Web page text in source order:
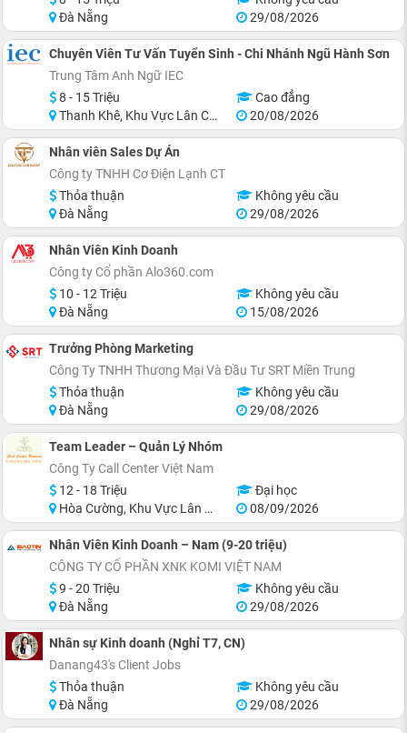
Đà Nẵng
29/08/2026
Chuyên Viên Tư Vấn Tuyển Sinh - Chi Nhánh Ngũ Hành Sơn
Trung Tâm Anh Ngữ IEC
8 - 15 Triệu
Cao đẳng
Thanh Khê, Khu Vực Lân Cận Đà Nẵng
20/08/2026
Nhân viên Sales Dự Án
Công ty TNHH Cơ Điện Lạnh CT
Thỏa thuận
Không yêu cầu
Đà Nẵng
29/08/2026
Nhân Viên Kinh Doanh
Công ty Cổ phần Alo360.com
10 - 12 Triệu
Không yêu cầu
Đà Nẵng
15/08/2026
Trưởng Phòng Marketing
Công Ty TNHH Thương Mại Và Đầu Tư SRT Miền Trung
Thỏa thuận
Không yêu cầu
Đà Nẵng
29/08/2026
Team Leader – Quản Lý Nhóm
Công Ty Call Center Việt Nam
12 - 18 Triệu
Đại học
Hòa Cường, Khu Vực Lân Cận Đà Nẵng
08/09/2026
Nhân Viên Kinh Doanh – Nam (9-20 triệu)
CÔNG TY CỔ PHẦN XNK KOMI VIỆT NAM
9 - 20 Triệu
Không yêu cầu
Đà Nẵng
29/08/2026
Nhân sự Kinh doanh (Nghỉ T7, CN)
Danang43's Client Jobs
Thỏa thuận
Không yêu cầu
Đà Nẵng
29/08/2026